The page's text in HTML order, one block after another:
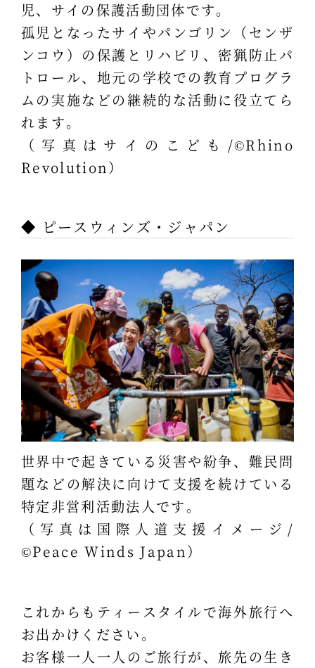
児、サイの保護活動団体です。
孤児となったサイやパンゴリン（センザ
ンコウ）の保護とリハビリ、密猟防止パ
トロール、地元の学校での教育プログラ
ムの実施などの継続的な活動に役立てら
れます。
（写真はサイのこども/©Rhino
Revolution）
◆ ピースウィンズ・ジャパン
世界中で起きている災害や紛争、難民問
題などの解決に向けて支援を続けている
特定非営利活動法人です。
（写真は国際人道支援イメージ/
©Peace Winds Japan）
これからもティースタイルで海外旅行へ
お出かけください。
お客様一人一人のご旅行が、旅先の生き